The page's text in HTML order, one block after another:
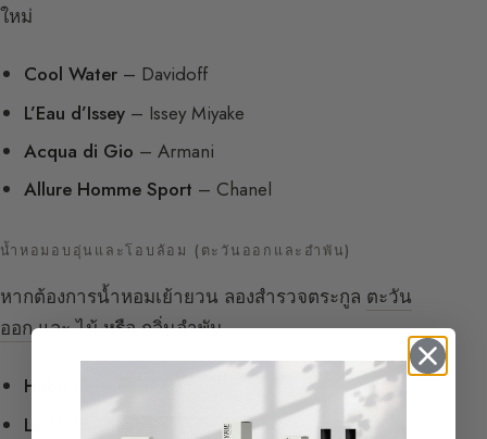
ใหม่
Cool Water – Davidoff
L’Eau d’Issey – Issey Miyake
Acqua di Gio – Armani
Allure Homme Sport – Chanel
น้ำหอมอบอุ่นและโอบล้อม (ตะวันออกและอำพัน)
หากต้องการน้ำหอมเย้ายวน ลองสำรวจตระกูล ตะวัน
ออกและไม้หรือกลิ่นอำพัน
Habit Rouge
Le Mâle
– Jean Paul Gaultier